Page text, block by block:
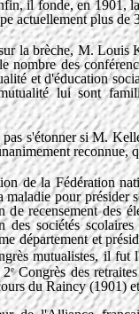
il fonde, en 1901,
actuellement plus de
la brèche, M. Louis
nombre des
et d'éducation
lui sont
s'étonner si M.
reconnue,
de la Fédération
maladie pour présider
de recensement des
des sociétés
département et
mutualistes, il fut
2eCongrès des
du Raincy (1901)